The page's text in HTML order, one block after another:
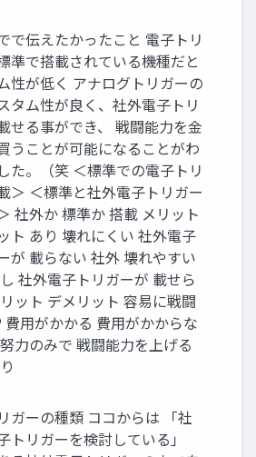
で伝えたかったこと 電子トリ
準で搭載されている機種だと
性が低く アナログトリガーの
タム性が良く、社外電子トリ
せる事ができ、 戦闘能力を金
うことが可能になることがわ
た。（笑 ＜標準での電子トリ
＞ ＜標準と社外電子トリガー
社外か 標準か 搭載 メリット
ト あり 壊れにくい 社外電子
が 載らない 社外 壊れやすい
社外電子トリガーが 載せら
ット デメリット 容易に戦闘
費用がかかる 費用がかからな
力のみで 戦闘能力を上げる
ガーの種類 ココからは 「社
トリガーを検討している」